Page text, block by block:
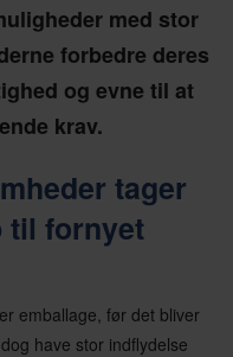
med stor
forbedre deres
og evne til at
krav.
tager
til fornyet
emballage, før det bliver
have stor indflydelse